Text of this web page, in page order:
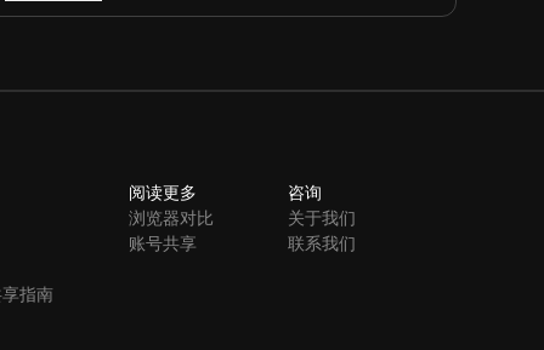
指南
阅读更多
浏览器对比
账号共享
咨询
关于我们
联系我们